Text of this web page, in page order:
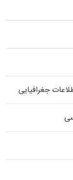
جغرافیایی